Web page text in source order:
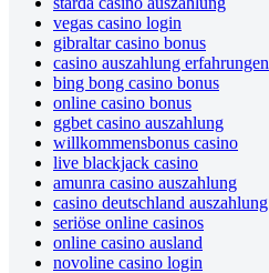
vegas casino login
gibraltar casino bonus
casino auszahlung erfahrungen
bing bong casino bonus
online casino bonus
ggbet casino auszahlung
willkommensbonus casino
live blackjack casino
amunra casino auszahlung
casino deutschland auszahlung
seriöse online casinos
online casino ausland
novoline casino login